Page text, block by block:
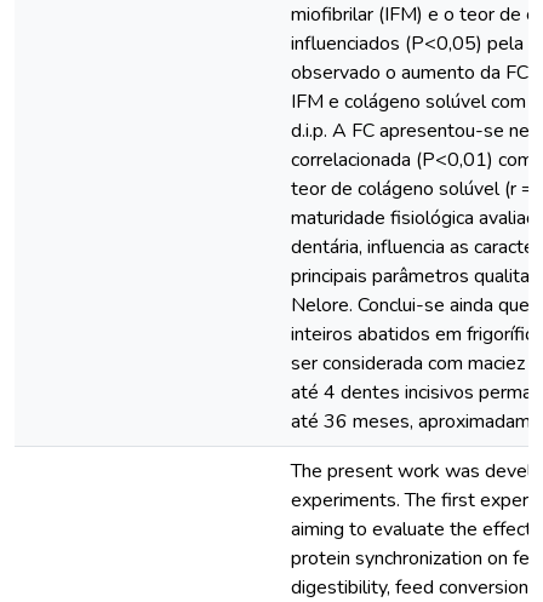
miofibrilar (IFM) e o teor de
influenciados (P<0,05) pela
observado o aumento da FC
IFM e colágeno solúvel com
d.i.p. A FC apresentou-se
correlacionada (P<0,01)
teor de colágeno solúvel (r =
maturidade fisiológica
dentária, influencia as
principais parâmetros
Nelore. Conclui-se ainda que
inteiros abatidos em
ser considerada com maciez
até 4 dentes incisivos
até 36 meses,
The present work was
experiments. The first
aiming to evaluate the
protein synchronization on
digestibility, feed conversion,